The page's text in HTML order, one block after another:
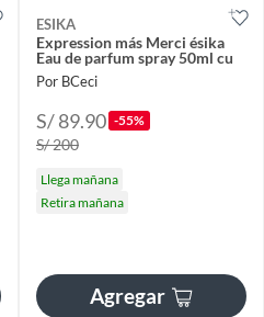
ESIKA
Expression más Merci ésika
Eau de parfum spray 50ml cu
Por BCeci
S/ 89.90 -55%
S/ 200
Llega mañana
Retira mañana
Agregar